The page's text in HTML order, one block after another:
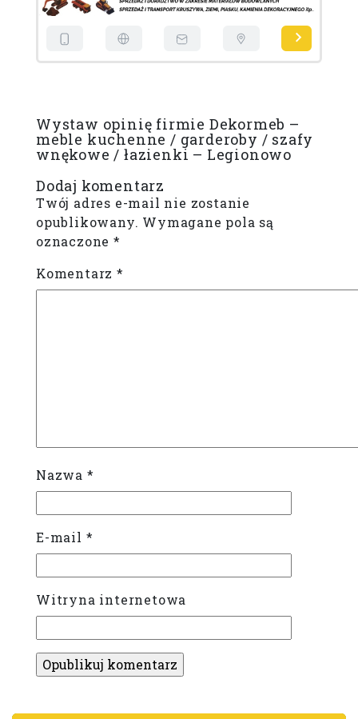
Wystaw opinię firmie Dekormeb –
meble kuchenne / garderoby / szafy
wnękowe / łazienki – Legionowo
Dodaj komentarz
Twój adres e-mail nie zostanie
opublikowany. Wymagane pola są
oznaczone*
Komentarz*
Nazwa *
E-mail *
Witryna internetowa